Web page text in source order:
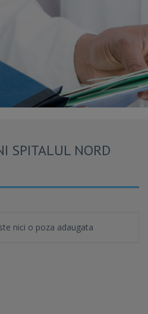
SPITALUL NORD
nici o poza adaugata